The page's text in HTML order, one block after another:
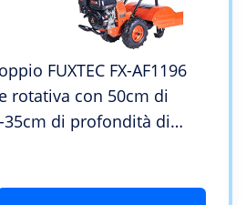
FUXTEC FX-AF1196
rotativa con 50cm di
35cm di profondità di